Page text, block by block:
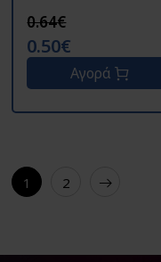
0.64€
0.50€
Αγορά
1 2